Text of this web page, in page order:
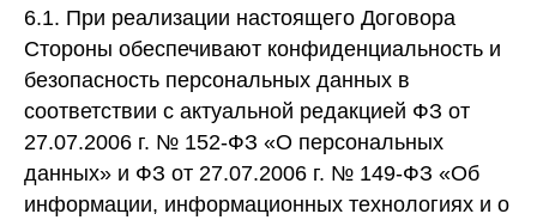
6.1. При реализации настоящего Договора
Стороны обеспечивают конфиденциальность и
безопасность персональных данных в
соответствии с актуальной редакцией ФЗ от
27.07.2006 г. № 152-ФЗ «О персональных
данных» и ФЗ от 27.07.2006 г. № 149-ФЗ «Об
информации, информационных технологиях и о